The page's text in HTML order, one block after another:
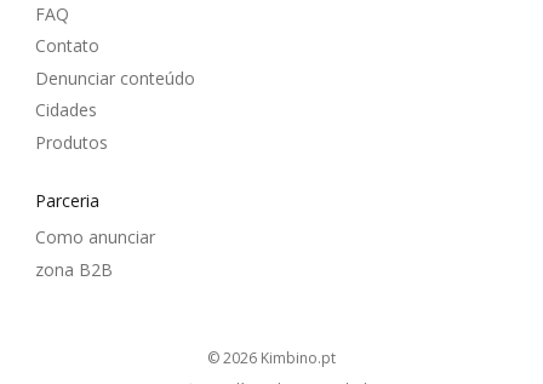
FAQ
Contato
Denunciar conteúdo
Cidades
Produtos
Parceria
Como anunciar
zona B2B
© 2026
kimbino.pt